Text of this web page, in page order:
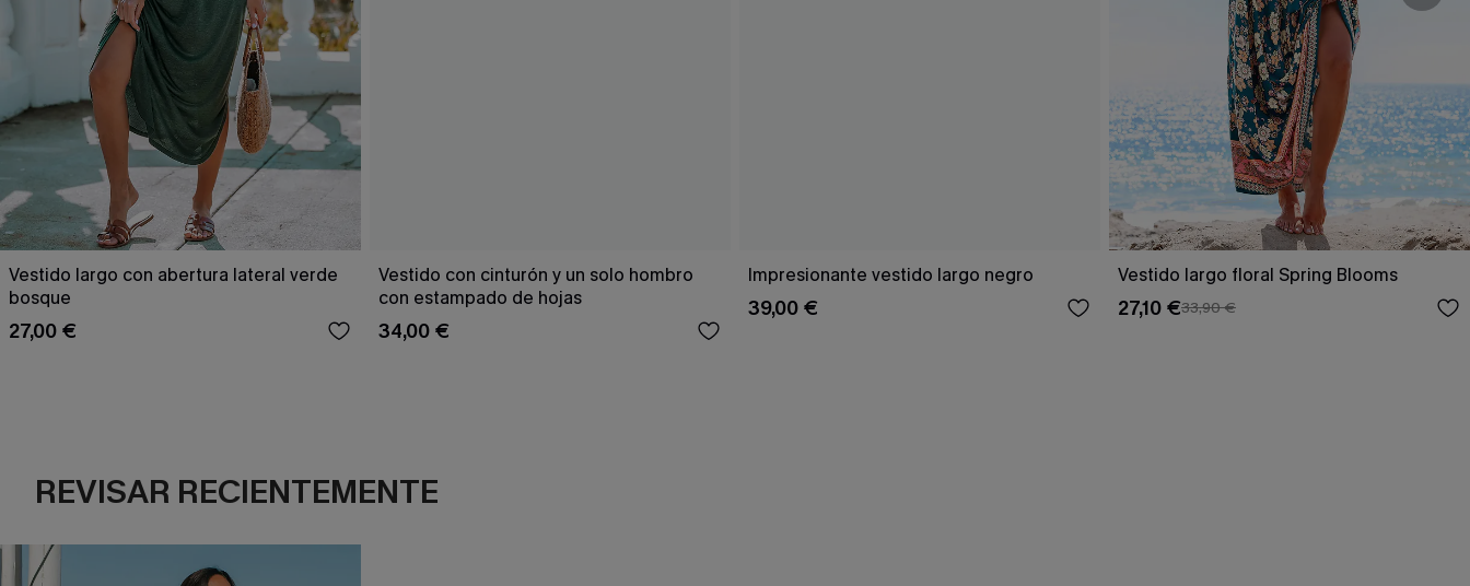
Vestido largo con abertura lateral verde
bosque
27,00 €
Vestido con cinturón y un solo hombro
con estampado de hojas
34,00 €
Impresionante vestido largo negro
39,00 €
Vestido largo floral Spring Blooms
27,10 €33,90 €
REVISAR RECIENTEMENTE